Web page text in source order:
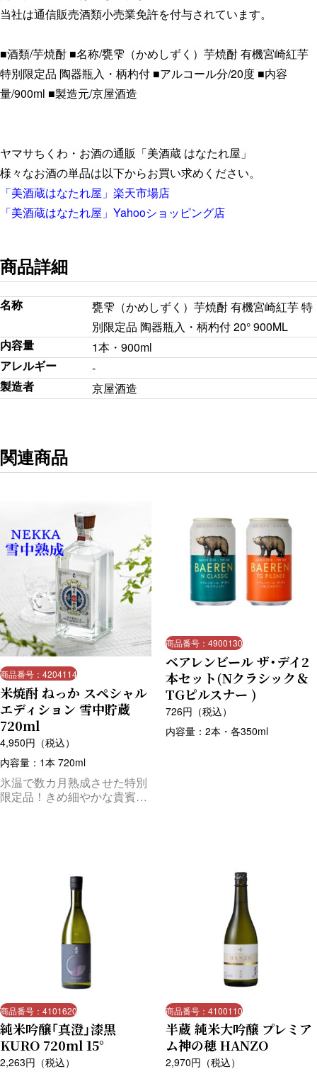
当社は通信販売酒類小売業免許を付与されています。
■酒類/芋焼酎 ■名称/甕雫（かめしずく）芋焼酎 有機宮崎紅芋
特別限定品 陶器瓶入・柄杓付 ■アルコール分/20度 ■内容
量/900ml ■製造元/京屋酒造
ヤマサちくわ・お酒の通販「美酒蔵 はなたれ屋」
様々なお酒の単品は以下からお買い求めください。
「美酒蔵はなたれ屋」楽天市場店
「美酒蔵はなたれ屋」Yahooショッピング店
商品詳細
名称
甕雫（かめしずく）芋焼酎 有機宮崎紅芋 特
別限定品 陶器瓶入・柄杓付 20° 900ML
内容量
1本・900ml
アレルギー
-
製造者
京屋酒造
関連商品
商品番号：4204114
米焼酎 ねっか スペシャル
エディション 雪中貯蔵
720ml
4,950円（税込）
内容量：1本 720ml
氷温で数カ月熟成させた特別
限定品！きめ細やかな貴賓溢
商品番号：4900130
ベアレンビール ザ・デイ2
本セット(Nクラシック＆
TGピルスナー )
726円（税込）
内容量：2本・各350ml
商品番号：4101620
純米吟醸「真澄」漆黒
KURO 720ml 15°
2,263円（税込）
商品番号：4100110
半蔵 純米大吟醸 プレミア
ム神の穂 HANZO
2,970円（税込）